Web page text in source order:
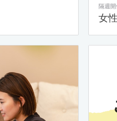
隔週開
女